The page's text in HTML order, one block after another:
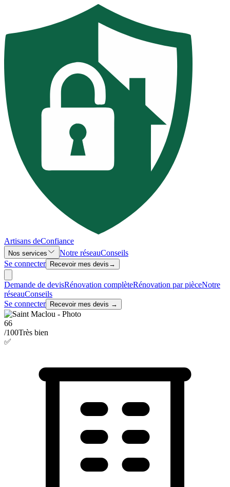
Artisans deConfiance
Nos services Notre réseauConseils
Se connecter
Recevoir mes devis →
Demande de devisRénovation complèteRénovation par pièceNotre
réseauConseils
Se connecter
Recevoir mes devis →
66
/100Très bien
✅